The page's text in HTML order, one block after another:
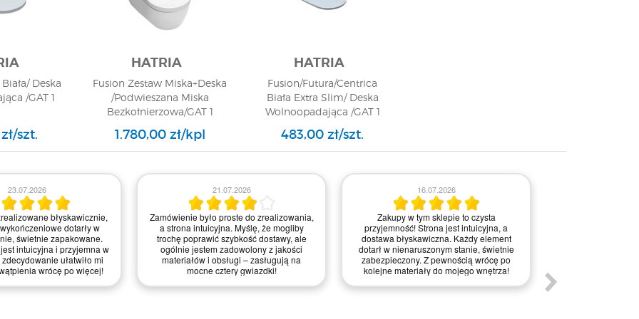
Deska
/GAT 1
szt.
HATRIA
Fusion Zestaw Miska+Deska
/Podwieszana Miska
Bezkołnierzowa/GAT 1
1.780,00 zł/kpl
HATRIA
Fusion/Futura/Centrica
Biała Extra Slim/ Deska
Wolnoopadająca /GAT 1
483,00 zł/szt.
23.07.2026
błyskawicznie,
dotarły w
świetnie zapakowane.
intuicyjna i przyjemna w
ułatwiło mi
wrócę po więcej!
21.07.2026
Zamówienie było proste do zrealizowania,
a strona intuicyjna. Myślę, że mogliby
trochę poprawić szybkość dostawy, ale
ogólnie jestem zadowolony z jakości
materiałów i obsługi – zasługują na
mocne cztery gwiazdki!
16.07.2026
Zakupy w tym sklepie to czysta
przyjemność! Strona jest intuicyjna, a
dostawa błyskawiczna. Każdy element
dotarł w nienaruszonym stanie, świetnie
zabezpieczony. Z pewnością wrócę po
kolejne materiały do mojego wnętrza!